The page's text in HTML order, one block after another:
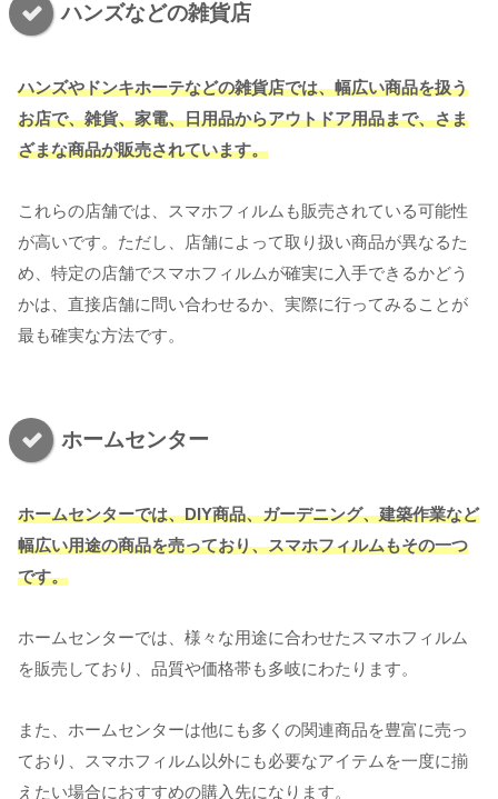
ハンズなどの雑貨店
ハンズやドンキホーテなどの雑貨店では、幅広い商品を扱う
お店で、雑貨、家電、日用品からアウトドア用品まで、さま
ざまな商品が販売されています。
これらの店舗では、スマホフィルムも販売されている可能性
が高いです。ただし、店舗によって取り扱い商品が異なるた
め、特定の店舗でスマホフィルムが確実に入手できるかどう
かは、直接店舗に問い合わせるか、実際に行ってみることが
最も確実な方法です。
ホームセンター
ホームセンターでは、DIY商品、ガーデニング、建築作業など
幅広い用途の商品を売っており、スマホフィルムもその一つ
です。
ホームセンターでは、様々な用途に合わせたスマホフィルム
を販売しており、品質や価格帯も多岐にわたります。
また、ホームセンターは他にも多くの関連商品を豊富に売っ
ており、スマホフィルム以外にも必要なアイテムを一度に揃
えたい場合におすすめの購入先になります。